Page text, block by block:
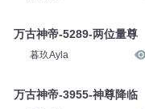
万古神帝-5289-两位量尊
暮玖Ayla
万古神帝-3955-神尊降临